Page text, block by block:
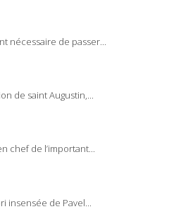
nécessaire de passer...
de saint Augustin,...
chef de l’important...
insensée de Pavel...